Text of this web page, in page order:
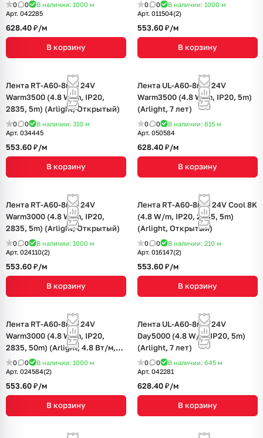
0 0 В наличии: 1000 м
Арт. 042285
628.40 ₽/м
В корзину
0 0 В наличии: 1000 м
Арт. 011504(2)
553.60 ₽/м
В корзину
Лента RT-A60-8mm 24V
Warm3500 (4.8 W/m, IP20,
2835, 5m) (Arlight, Открытый)
0 0 В наличии: 310 м
Арт. 034445
553.60 ₽/м
В корзину
Лента UL-A60-8mm 24V
Warm3500 (4.8 W/m, IP20, 5m)
(Arlight, 7 лет)
0 0 В наличии: 815 м
Арт. 050584
628.40 ₽/м
В корзину
Лента RT-A60-8mm 24V
Warm3000 (4.8 W/m, IP20,
2835, 5m) (Arlight, Открытый)
0 0 В наличии: 1000 м
Арт. 024110(2)
553.60 ₽/м
В корзину
Лента RT-A60-8mm 24V Cool 8K
(4.8 W/m, IP20, 2835, 5m)
(Arlight, Открытый)
0 0 В наличии: 210 м
Арт. 016147(2)
553.60 ₽/м
В корзину
Лента RT-A60-8mm 24V
Warm3000 (4.8 W/m, IP20,
2835, 50m) (Arlight, 4.8 Вт/м,
IP20)
0 0 В наличии: 1000 м
Арт. 024584(2)
553.60 ₽/м
В корзину
Лента UL-A60-8mm 24V
Day5000 (4.8 W/m, IP20, 5m)
(Arlight, 7 лет)
0 0 В наличии: 645 м
Арт. 042281
628.40 ₽/м
В корзину